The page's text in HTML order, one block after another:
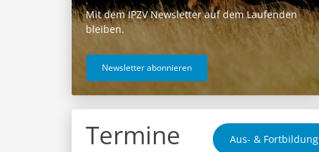
Mit dem IPZV Newsletter auf dem Laufenden
bleiben.
Newsletter abonnieren
Termine Aus- & Fortbildung